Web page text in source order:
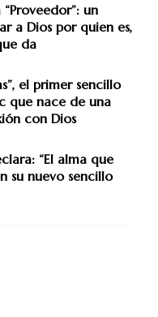
“Proveedor”: un
a Dios por quien es,
da
el primer sencillo
que nace de una
con Dios
“El alma que
su nuevo sencillo